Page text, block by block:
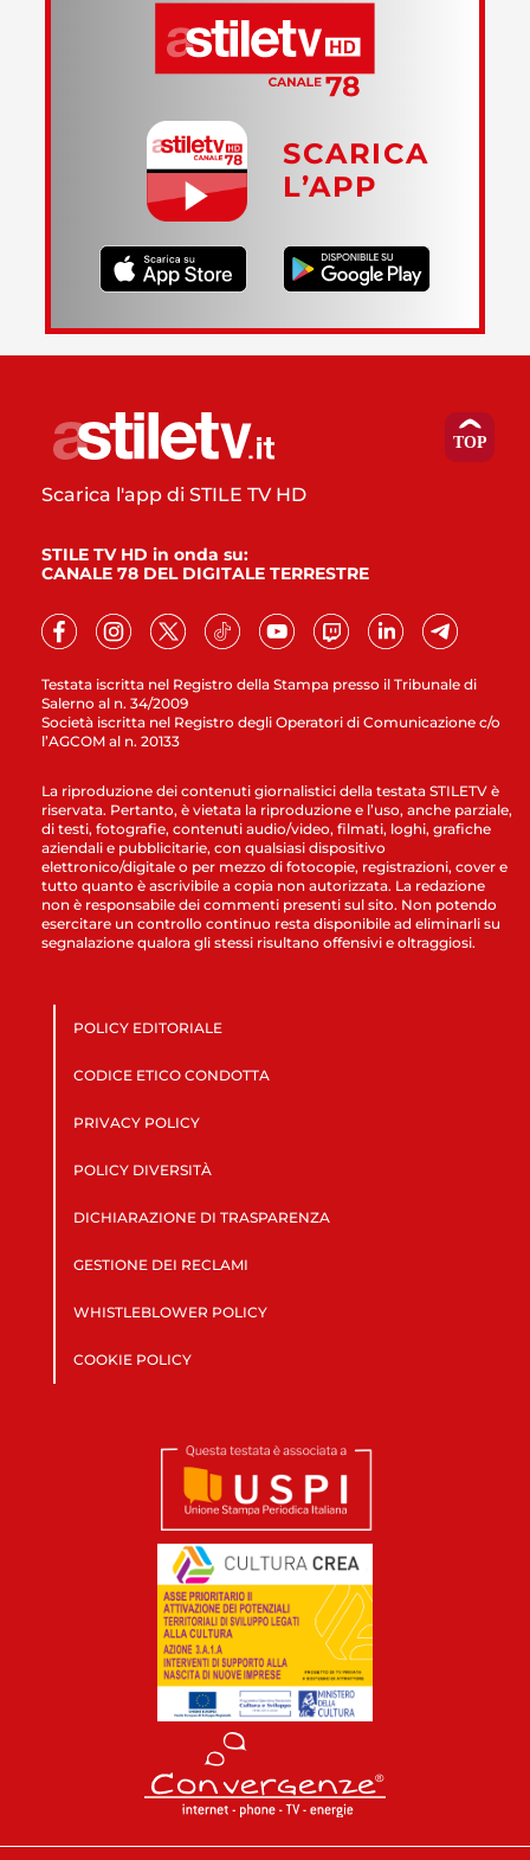
SCARICA
L’APP
Testata iscritta nel Registro della Stampa presso il Tribunale di
Salerno al n. 34/2009
Società iscritta nel Registro degli Operatori di Comunicazione c/o
l’AGCOM al n. 20133
Scarica l'app di STILE TV HD
STILE TV HD in onda su:
CANALE 78 DEL DIGITALE TERRESTRE
La riproduzione dei contenuti giornalistici della testata STILETV è
riservata. Pertanto, è vietata la riproduzione e l’uso, anche parziale,
di testi, fotografie, contenuti audio/video, filmati, loghi, grafiche
aziendali e pubblicitarie, con qualsiasi dispositivo
elettronico/digitale o per mezzo di fotocopie, registrazioni, cover e
tutto quanto è ascrivibile a copia non autorizzata. La redazione
non è responsabile dei commenti presenti sul sito. Non potendo
esercitare un controllo continuo resta disponibile ad eliminarli su
segnalazione qualora gli stessi risultano offensivi e oltraggiosi.
POLICY EDITORIALE
CODICE ETICO CONDOTTA
PRIVACY POLICY
POLICY DIVERSITÀ
DICHIARAZIONE DI TRASPARENZA
GESTIONE DEI RECLAMI
WHISTLEBLOWER POLICY
COOKIE POLICY